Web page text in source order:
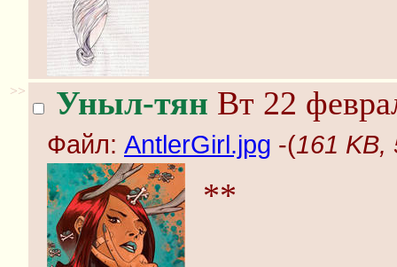
>> Уныл-тян Вт 22
Файл: AntlerGirl.jpg -(161 KB,
**